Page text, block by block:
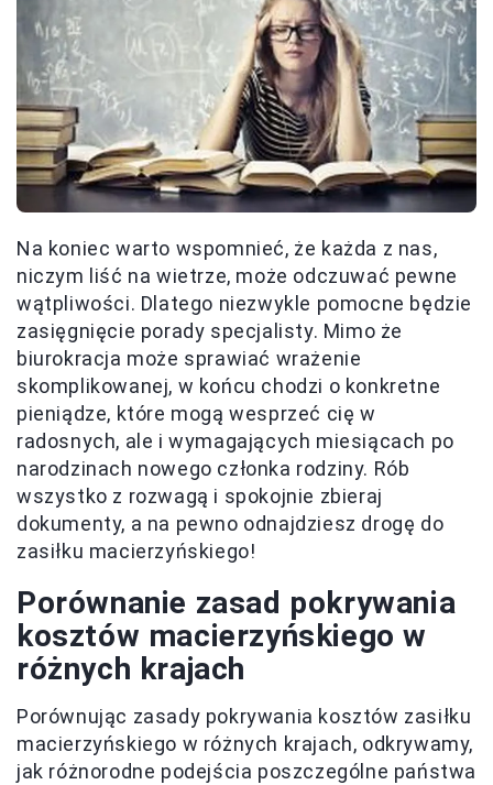
Na koniec warto wspomnieć, że każda z nas,
niczym liść na wietrze, może odczuwać pewne
wątpliwości. Dlatego niezwykle pomocne będzie
zasięgnięcie porady specjalisty. Mimo że
biurokracja może sprawiać wrażenie
skomplikowanej, w końcu chodzi o konkretne
pieniądze, które mogą wesprzeć cię w
radosnych, ale i wymagających miesiącach po
narodzinach nowego członka rodziny. Rób
wszystko z rozwagą i spokojnie zbieraj
dokumenty, a na pewno odnajdziesz drogę do
zasiłku macierzyńskiego!
Porównanie zasad pokrywania
kosztów macierzyńskiego w
różnych krajach
Porównując zasady pokrywania kosztów zasiłku
macierzyńskiego w różnych krajach, odkrywamy,
jak różnorodne podejścia poszczególne państwa